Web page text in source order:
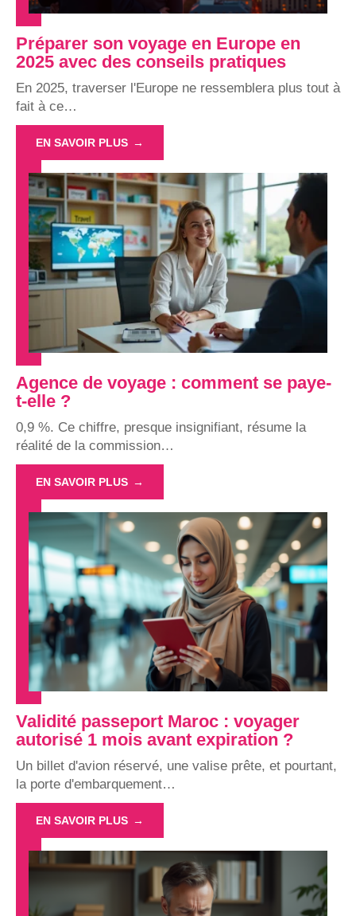
Préparer son voyage en Europe en
2025 avec des conseils pratiques
En 2025, traverser l'Europe ne ressemblera plus tout à
fait à ce…
EN SAVOIR PLUS
Agence de voyage : comment se paye-
t-elle ?
0,9 %. Ce chiffre, presque insignifiant, résume la
réalité de la commission…
EN SAVOIR PLUS
Validité passeport Maroc : voyager
autorisé 1 mois avant expiration ?
Un billet d'avion réservé, une valise prête, et pourtant,
la porte d'embarquement…
EN SAVOIR PLUS